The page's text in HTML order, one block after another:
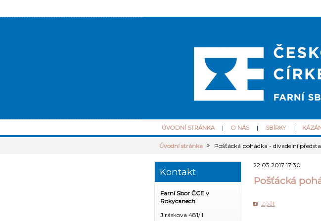
ÚVODNÍ STRÁNKA O NÁS SBÍRKY
Úvodní stránka Pošťácká pohádka - divadelní
22.03.2017 17:30
Pošťácká
Zpět
Kontakt
Farní Sbor ČCE v
Rokycanech
Jiráskova 481/II